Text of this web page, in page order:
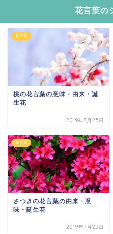
花言葉の
花言葉
桃の花言葉の意味・由来・誕
生花
2019年7月25日
花言葉
さつきの花言葉の由来・意
味・誕生花
2019年7月25日